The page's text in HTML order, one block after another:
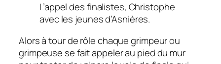
L’appel des finalistes, Christophe
avec les jeunes d’Asnières.
Alors à tour de rôle chaque grimpeur ou
grimpeuse se fait appeler au pied du mur